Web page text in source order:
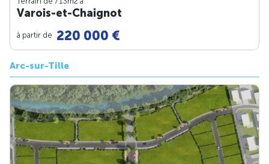
Varois-et-Chaignot
à partir de 220 000 €
Arc-sur-Tille